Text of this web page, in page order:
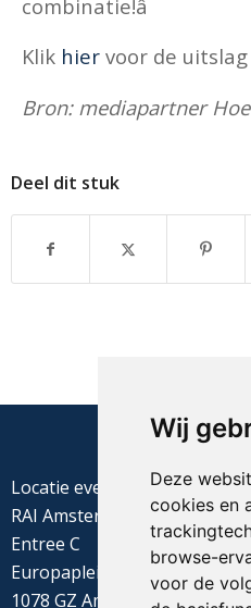
Wij
Deze
cookies en
browse-
voor de
combinatie!â
Klik hier voor de uitslag
Bron: mediapartner
Deel dit stuk
Locatie evenement
RAI Amsterdam
Entree C
Europaplein 22
1078 GZ Amsterdam